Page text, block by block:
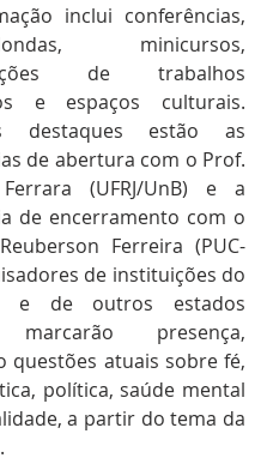
inclui conferências,
minicursos,
de trabalhos
e espaços culturais.
destaques estão as
de abertura com o Prof.
(UFRJ/UnB) e a
de encerramento com o
Ferreira (PUC-
de instituições do
e de outros estados
marcarão presença,
questões atuais sobre fé,
política, saúde mental
a partir do tema da